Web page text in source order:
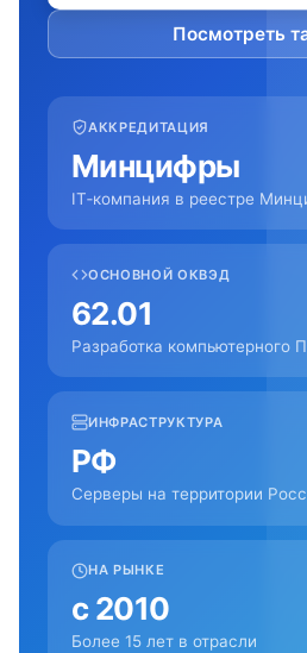
Посмотреть
АККРЕДИТАЦИЯ
Минцифры
IT‑компания в реестре
ОСНОВНОЙ ОКВЭД
62.01
Разработка компьютерного
ИНФРАСТРУКТУРА
РФ
Серверы на территории
НА РЫНКЕ
с 2010
Более 15 лет в отрасли